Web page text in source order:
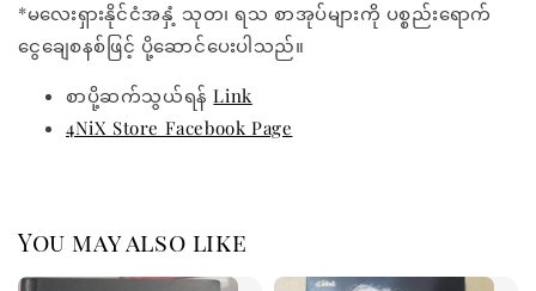
*မလေးရှားနိုင်ငံအနှံ့ သုတ၊ ရသ စာအုပ်များကို ပစ္စည်းရောက်
ငွေချေစနစ်ဖြင့် ပို့ဆောင်ပေးပါသည်။
စာပို့ဆက်သွယ်ရန်Link
4NiX Store Facebook Page
You may also like